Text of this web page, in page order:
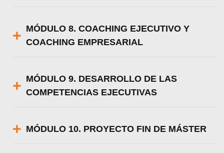
MÓDULO 8. COACHING EJECUTIVO Y
COACHING EMPRESARIAL
MÓDULO 9. DESARROLLO DE LAS
COMPETENCIAS EJECUTIVAS
MÓDULO 10. PROYECTO FIN DE MÁSTER